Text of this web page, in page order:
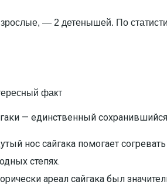
— 2 детенышей. По
факт
— единственный
нос сайгака помогает
степях.
ареал сайгака был